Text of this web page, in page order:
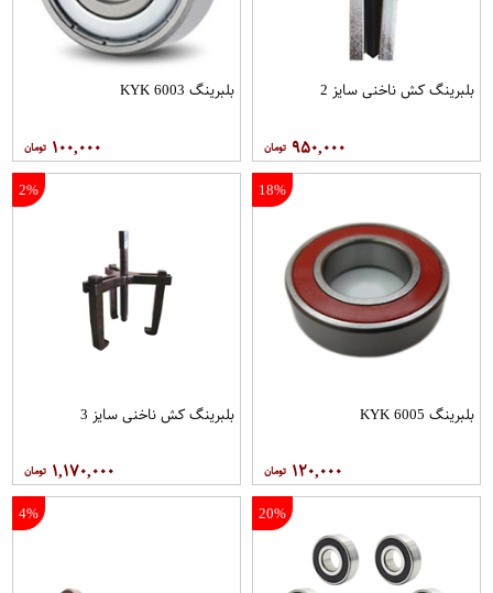
بلبرینگ کش ناخنی سایز 2
۹۵۰,۰۰۰
بلبرینگ 6003 KYK
۱۰۰,۰۰۰
18%
بلبرینگ 6005 KYK
۱۲۰,۰۰۰
2%
بلبرینگ کش ناخنی سایز 3
۱,۱۷۰,۰۰۰
20%
4%